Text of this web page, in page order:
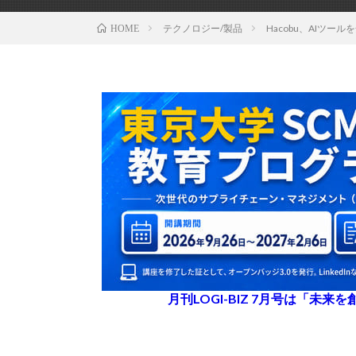
HOME テクノロジー/製品 Hacobu、AIツール
月刊LOGI-BIZ 7月号は「未来を